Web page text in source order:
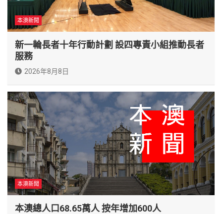
本澳新聞
新一輪長者十年行動計劃 設四專責小組推動長者
服務
2026年8月8日
本澳新聞
本澳總人口68.65萬人 按年增加600人